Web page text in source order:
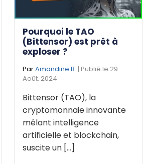
Pourquoi le TAO
(Bittensor) est prêt à
exploser ?
ParAmandine B. | Publié le 29
Août. 2024
Bittensor (TAO), la
cryptomonnaie innovante
mêlant intelligence
artificielle et blockchain,
suscite un [...]